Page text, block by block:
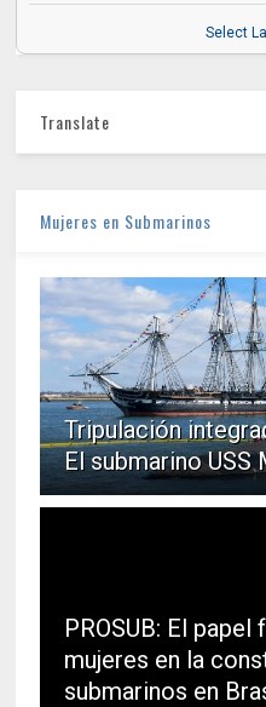
Select
Translate
Mujeres en Submarinos
Tripulación
El submarino USS
PROSUB: El
mujeres en la
submarinos en